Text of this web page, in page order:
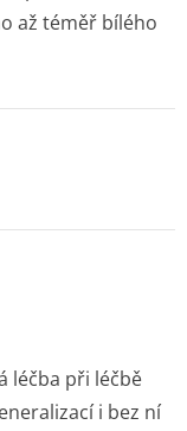
až téměř bílého
léčba při léčbě
i bez ní